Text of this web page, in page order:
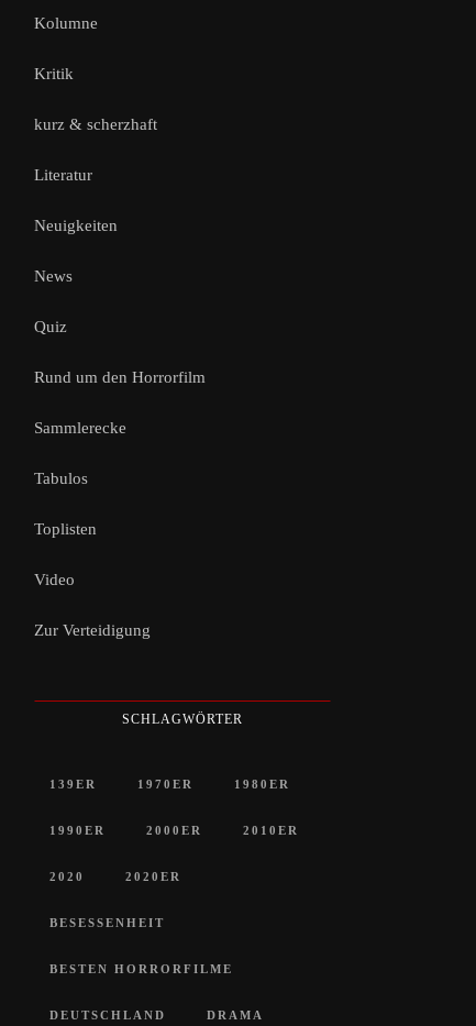
Kolumne
Kritik
kurz & scherzhaft
Literatur
Neuigkeiten
News
Quiz
Rund um den Horrorfilm
Sammlerecke
Tabulos
Toplisten
Video
Zur Verteidigung
SCHLAGWÖRTER
139ER 1970ER 1980ER
1990ER 2000ER 2010ER
2020 2020ER
BESESSENHEIT
BESTEN HORRORFILME
DEUTSCHLAND DRAMA